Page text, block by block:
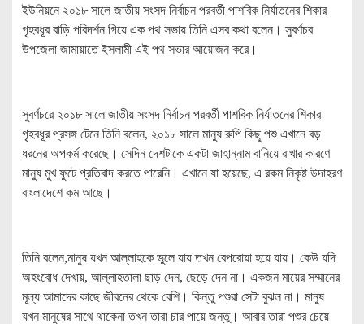
ইউনিয়নে ২০১৮ সালে জাতীয় সংসদ নির্বাচন পরবর্তী পাশবিক নির্যাতনের শিকার
গৃহবধূর বাড়ি পরিদর্শন গিয়ে এক পথ সভায় তিনি এসব কথা বলেন। সুবর্ণচর
উপজেলা জামায়াতে ইসলামী এই পথ সভার আয়োজন করে।
সুবর্ণচরে ২০১৮ সালে জাতীয় সংসদ নির্বাচন পরবর্তী পাশবিক নির্যাতনের শিকার
গৃহবধূর প্রসঙ্গ টেনে তিনি বলেন, ২০১৮ সালে মানুষ রুপি কিছু পশু এখানে বড়
ধরনের অপকর্ম করেছে। সেদিন দেশটাকে একটা জাহান্নাম বানিয়ে রাখার কারণে
মানুষ মুখ ফুটে প্রতিবাদ করতে পারেনি। এখানে যা হয়েছে, এ রকম নিকৃষ্ট উদাহরণ
বাংলাদেশে কম আছে।
তিনি বলেন,মানুষ যখন আল্লাহকে ভুলে যায় তখন বেপরোয়া হয়ে যায়। কেউ যদি
অহংবোধ দেখায়, আল্লাহতালা ছাড় দেন, ছেড়ে দেন না। একজন মায়ের সম্মানের
মূল্য আমাদের কাছে জীবনের থেকে বেশি। কিন্তু পশুরা সেটা বুঝল না। মানুষ
যখন মানুষের সাথে থাকেনা তখন তারা চার পায়ে জন্তু। আবার তারা পশুর চেয়ে